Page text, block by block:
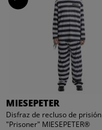
MIESEPETER
Disfraz de recluso de prisión
"Prisoner" MIESEPETER®